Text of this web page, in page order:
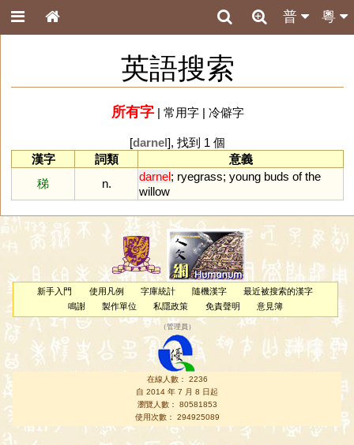
粵
普
英語搜索
所有字| 常用字| 冷僻字
[darnel], 找到 1 個
漢字
詞類
意義
稊
n.
darnel; ryegrass; young buds of the
willow
新手入門 使用凡例 字庫統計 隨機漢字
最近被搜索的漢字
鳴謝
製作單位 私隱政策 免責聲明 意見簿
（管理員 ）
在線人數： 2236
自 2014 年 7 月 8 日起
瀏覽人數： 80581853
使用次數： 294925089